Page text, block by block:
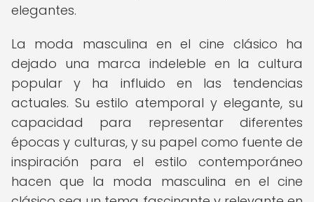
elegantes.
La moda masculina en el cine clásico ha
dejado una marca indeleble en la cultura
popular y ha influido en las tendencias
actuales. Su estilo atemporal y elegante, su
capacidad para representar diferentes
épocas y culturas, y su papel como fuente de
inspiración para el estilo contemporáneo
hacen que la moda masculina en el cine